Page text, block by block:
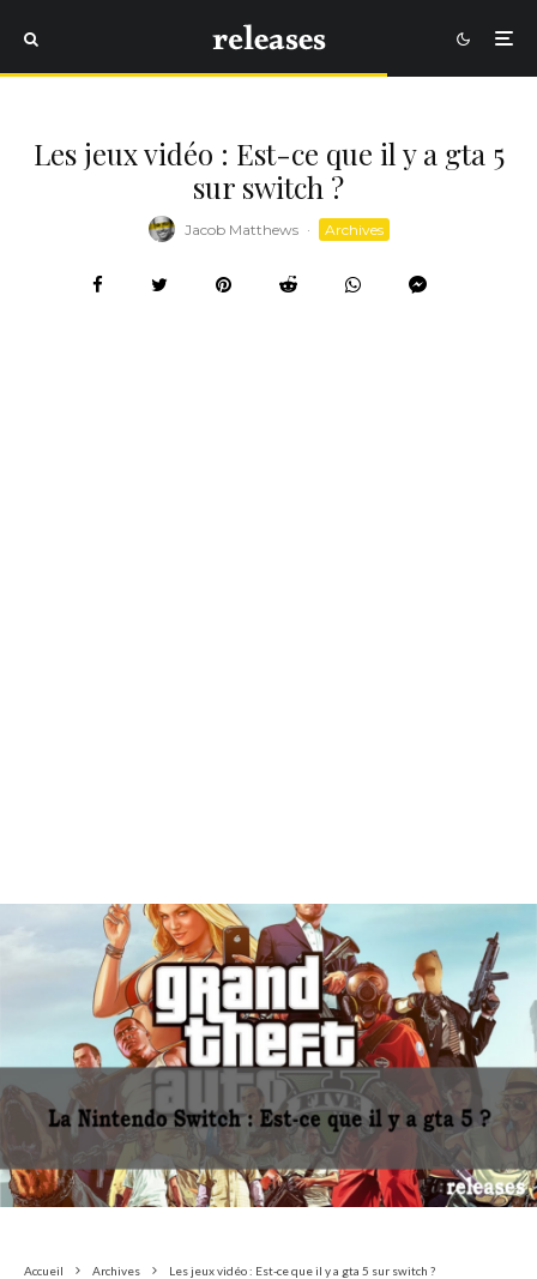
Les jeux vidéo : Est-ce que il y a gta 5
sur switch ?
Jacob Matthews · Archives
Accueil Archives Les jeux vidéo : Est-ce que il y a gta 5 sur switch ?